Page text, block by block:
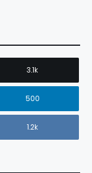
3.1k
500
1.2k